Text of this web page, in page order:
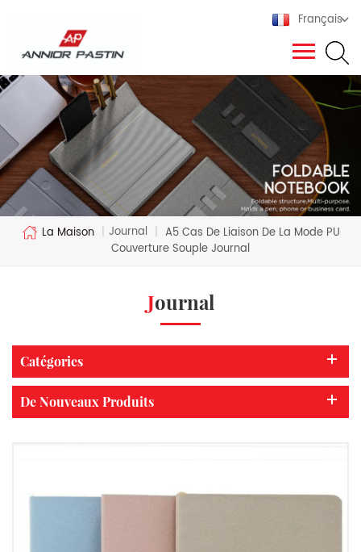
Français
La Maison | Journal | A5 Cas De Liaison De La Mode PU
Couverture Souple Journal
Journal
Catégories
De Nouveaux Produits